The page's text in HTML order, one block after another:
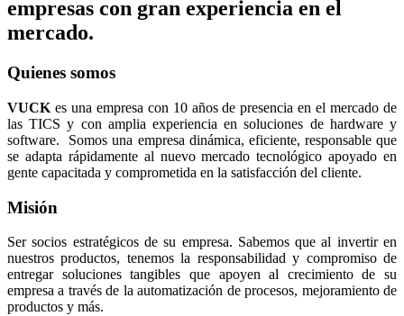
empresas con gran experiencia en el
mercado.
Quienes somos
VUCK es una empresa con 10 años de presencia en el mercado de
las TICS y con amplia experiencia en soluciones de hardware y
software. Somos una empresa dinámica, eficiente, responsable que
se adapta rápidamente al nuevo mercado tecnológico apoyado en
gente capacitada y comprometida en la satisfacción del cliente.
Misión
Ser socios estratégicos de su empresa. Sabemos que al invertir en
nuestros productos, tenemos la responsabilidad y compromiso de
entregar soluciones tangibles que apoyen al crecimiento de su
empresa a través de la automatización de procesos, mejoramiento de
productos y más.